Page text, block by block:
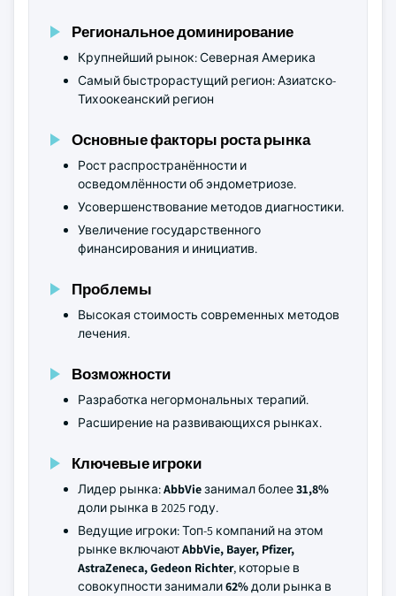
Региональное доминирование
Крупнейший рынок: Северная Америка
Самый быстрорастущий регион: Азиатско-
Тихоокеанский регион
Основные факторы роста рынка
Рост распространённости и
осведомлённости об эндометриозе.
Усовершенствование методов диагностики.
Увеличение государственного
финансирования и инициатив.
Проблемы
Высокая стоимость современных методов
лечения.
Возможности
Разработка негормональных терапий.
Расширение на развивающихся рынках.
Ключевые игроки
Лидер рынка:AbbVieзанимал более31,8%
доли рынка в 2025 году.
Ведущие игроки: Топ-5 компаний на этом
рынке включаютAbbVie, Bayer, Pfizer,
AstraZeneca, Gedeon Richter, которые в
совокупности занимали62%доли рынка в